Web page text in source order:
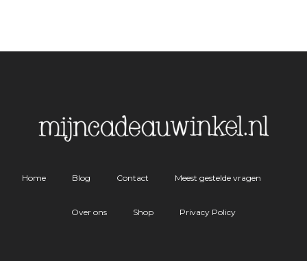
Home Blog Contact Meest gestelde vragen
Over ons Shop Privacy Policy